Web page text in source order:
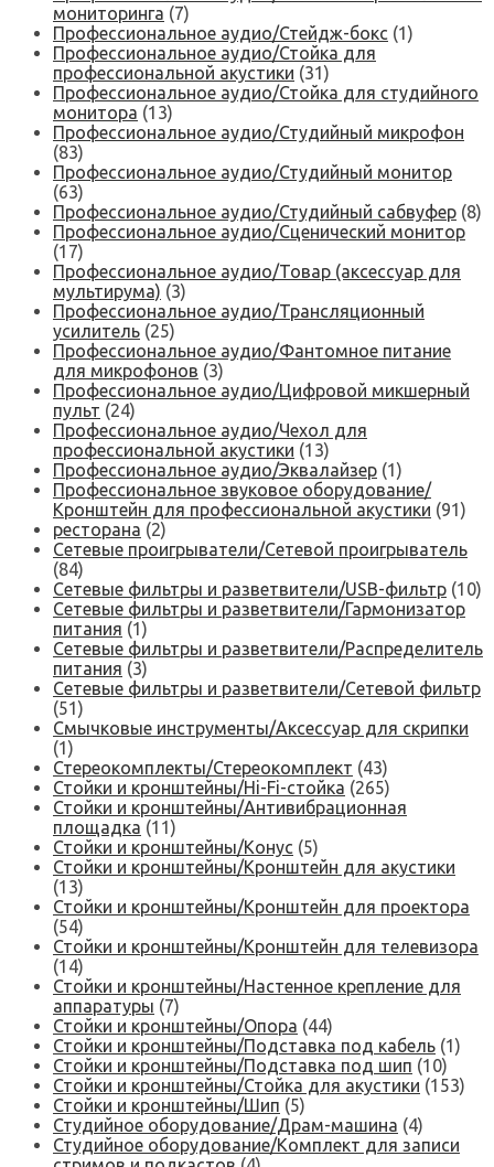
мониторинга (7)
Профессиональное аудио/Стейдж-бокс (1)
Профессиональное аудио/Стойка для
профессиональной акустики (31)
Профессиональное аудио/Стойка для студийного
монитора (13)
Профессиональное аудио/Студийный микрофон
(83)
Профессиональное аудио/Студийный монитор
(63)
Профессиональное аудио/Студийный сабвуфер (8)
Профессиональное аудио/Сценический монитор
(17)
Профессиональное аудио/Товар (аксессуар для
мультирума) (3)
Профессиональное аудио/Трансляционный
усилитель (25)
Профессиональное аудио/Фантомное питание
для микрофонов (3)
Профессиональное аудио/Цифровой микшерный
пульт (24)
Профессиональное аудио/Чехол для
профессиональной акустики (13)
Профессиональное аудио/Эквалайзер (1)
Профессиональное звуковое оборудование/
Кронштейн для профессиональной акустики (91)
ресторана (2)
Сетевые проигрыватели/Сетевой проигрыватель
(84)
Сетевые фильтры и разветвители/USB-фильтр (10)
Сетевые фильтры и разветвители/Гармонизатор
питания (1)
Сетевые фильтры и разветвители/Распределитель
питания (3)
Сетевые фильтры и разветвители/Сетевой фильтр
(51)
Смычковые инструменты/Аксессуар для скрипки
(1)
Стереокомплекты/Стереокомплект (43)
Стойки и кронштейны/Hi-Fi-стойка (265)
Стойки и кронштейны/Антивибрационная
площадка (11)
Стойки и кронштейны/Конус (5)
Стойки и кронштейны/Кронштейн для акустики
(13)
Стойки и кронштейны/Кронштейн для проектора
(54)
Стойки и кронштейны/Кронштейн для телевизора
(14)
Стойки и кронштейны/Настенное крепление для
аппаратуры (7)
Стойки и кронштейны/Опора (44)
Стойки и кронштейны/Подставка под кабель (1)
Стойки и кронштейны/Подставка под шип (10)
Стойки и кронштейны/Стойка для акустики (153)
Стойки и кронштейны/Шип (5)
Студийное оборудование/Драм-машина (4)
Студийное оборудование/Комплект для записи